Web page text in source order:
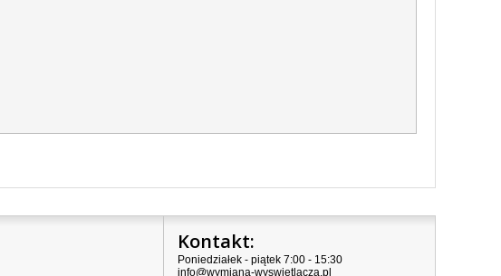
Kontakt:
Poniedziałek - piątek 7:00 - 15:30
info@wymiana-wyswietlacza.pl